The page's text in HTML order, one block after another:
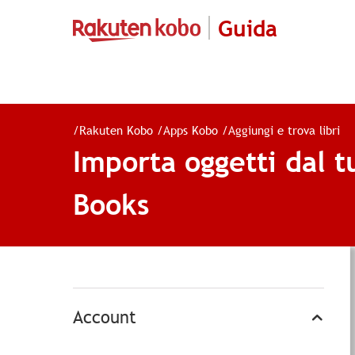
Guida
/Rakuten Kobo /Apps Kobo /Aggiungi e trova libri
Importa oggetti dal
Books
Account